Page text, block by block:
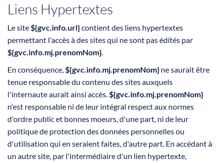
Liens Hypertextes
Le site${gvc.info.url}contient des liens hypertextes
permettant l'accès à des sites qui ne sont pas édités par
${gvc.info.mj.prenomNom}.
En conséquence,${gvc.info.mj.prenomNom} ne saurait être
tenue responsable du contenu des sites auxquels
l'internaute aurait ainsi accès.${gvc.info.mj.prenomNom}
n'est responsable ni de leur intégral respect aux normes
d'ordre public et bonnes moeurs, d'une part, ni de leur
politique de protection des données personnelles ou
d'utilisation qui en seraient faites, d'autre part. En accédant à
un autre site, par l'intermédiaire d'un lien hypertexte,